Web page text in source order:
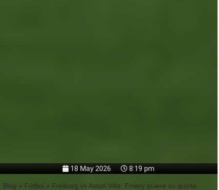
18 May 2026 8:19 pm
Blog » Fútbol » Freiburg vs Aston Villa: Emery quiere su quinta